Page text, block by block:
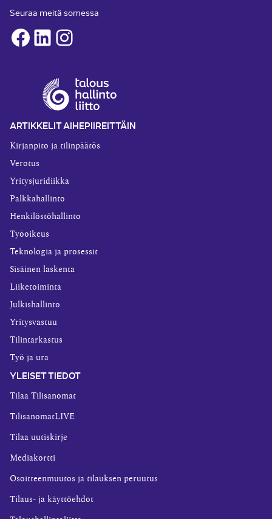
Seuraa meitä somessa
Facebook
LinkedInInstagram
ARTIKKELIT AIHEPIIREITTÄIN
Kirjanpito ja tilinpäätös
Verotus
Yritysjuridiikka
Palkkahallinto
Henkilöstöhallinto
Työoikeus
Teknologia ja prosessit
Sisäinen laskenta
Liiketoiminta
Julkishallinto
Yritysvastuu
Tilintarkastus
Työ ja ura
YLEISET TIEDOT
Tilaa Tilisanomat
TilisanomatLIVE
Tilaa uutiskirje
Mediakortti
Osoitteenmuutos ja tilauksen peruutus
Tilaus- ja käyttöehdot